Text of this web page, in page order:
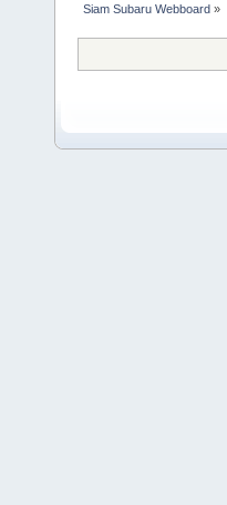
Siam Subaru Webboard »